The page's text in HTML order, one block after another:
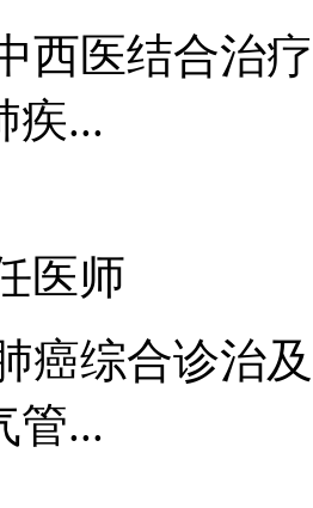
西医结合治
疾...
医师
癌综合诊治
管...